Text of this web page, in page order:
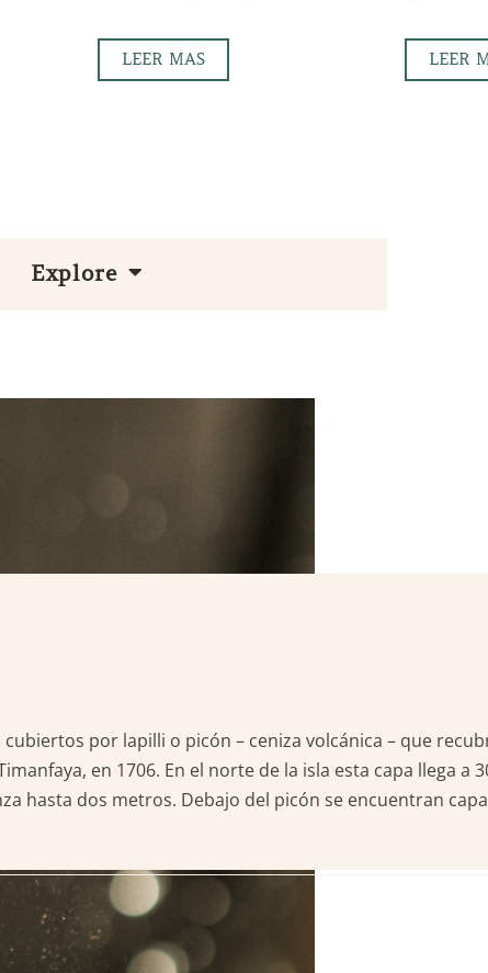
LEER MAS LEER
Explore
por lapilli o picón – ceniza volcánica – que
en 1706. En el norte de la isla esta capa llega a
hasta dos metros. Debajo del picón se encuentran